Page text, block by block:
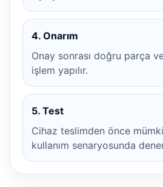
4. Onarım
Onay sonrası doğru parça
işlem yapılır.
5. Test
Cihaz teslimden önce
kullanım senaryosunda